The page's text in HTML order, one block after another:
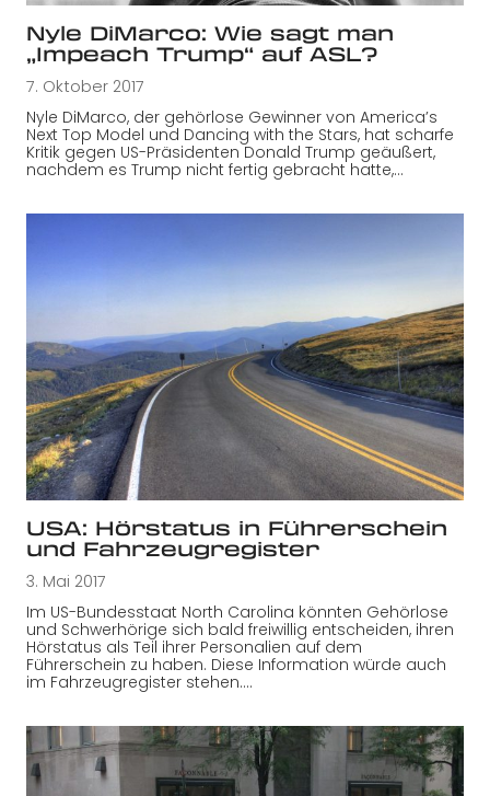
Nyle DiMarco: Wie sagt man
„Impeach Trump“ auf ASL?
7. Oktober 2017
Nyle DiMarco, der gehörlose Gewinner von America’s
Next Top Model und Dancing with the Stars, hat scharfe
Kritik gegen US-Präsidenten Donald Trump geäußert,
nachdem es Trump nicht fertig gebracht hatte,…
USA: Hörstatus in Führerschein
und Fahrzeugregister
3. Mai 2017
Im US-Bundesstaat North Carolina könnten Gehörlose
und Schwerhörige sich bald freiwillig entscheiden, ihren
Hörstatus als Teil ihrer Personalien auf dem
Führerschein zu haben. Diese Information würde auch
im Fahrzeugregister stehen.…